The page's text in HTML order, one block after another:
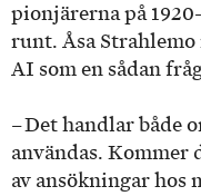
pionjärerna på
runt. Åsa
AI som en sådan
– Det handlar både
användas. Kommer
av ansökningar hos